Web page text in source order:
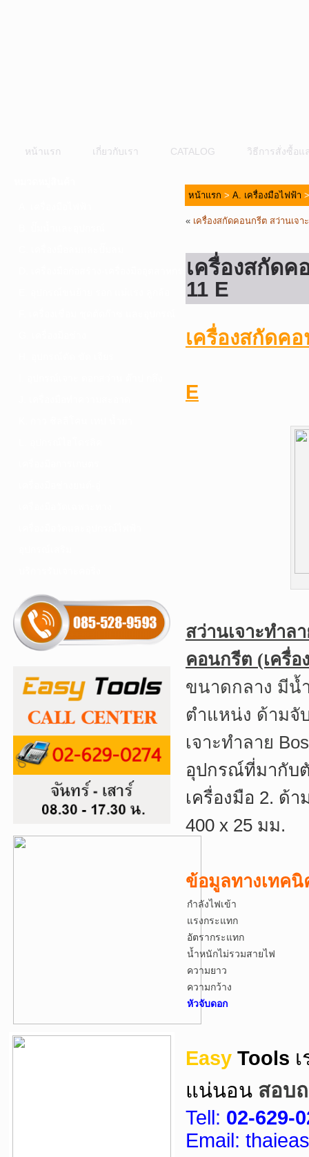
หน้าแรก เกี่ยวกับเรา CATALOG วิธีการสั่งซื้อแ
D. เครื่องมือก่อสร้าง-เครื่องมืออุตสาหกรรม
หน้าแรก > A. เครื่องมือไฟฟ้า
« เครื่องสกัดคอนกรีต สว่านเจา
เครื่องสกัดค
11 E
เครื่องสกัดคอ
E
สว่านเจาะทำล
คอนกรีต (เครื่อ
ขนาดกลาง มีน้
ตำแหน่ง ด้ามจั
เจาะทำลาย
อุปกรณ์ที่มากับตั
เครื่องมือ 2. ด้
400 x 25 มม.
ข้อมูลทางเทคนิ
กำลังไฟเ
แรงกระแทก
อัตรากระแทก
น้ำหนักไม่รวมสายไฟ
ความยาว
ความกว้าง
หัวจับดอก
Easy Tools
แน่นอน สอบ
Tell: 02-629-
Email: